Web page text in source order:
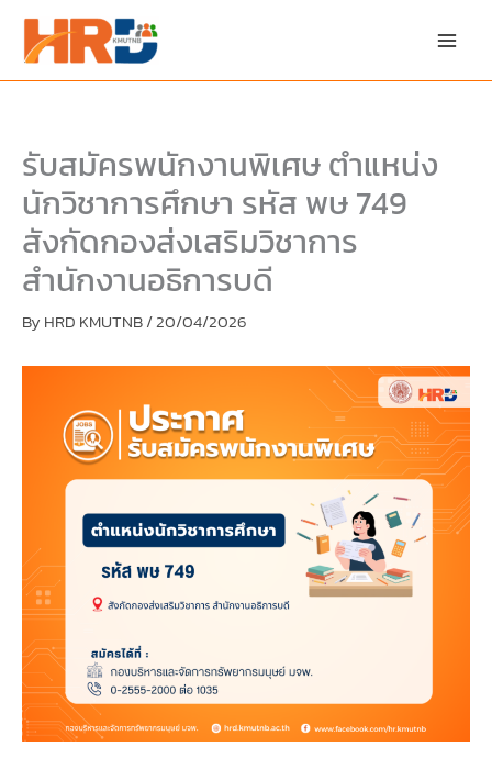
content
รับสมัครพนักงานพิเศษ ตำแหน่ง
นักวิชาการศึกษา รหัส พษ 749
สังกัดกองส่งเสริมวิชาการ
สำนักงานอธิการบดี
By HRD KMUTNB/20/04/2026
PDF